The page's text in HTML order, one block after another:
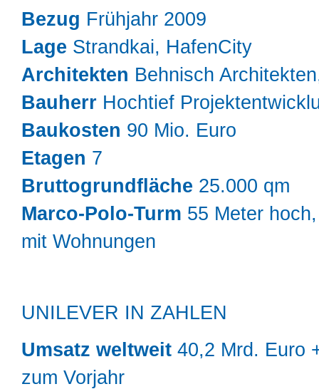
Bezug Frühjahr 2009
Lage Strandkai, HafenCity
Architekten Behnisch
Bauherr Hochtief
Baukosten 90 Mio. Euro
Etagen 7
Bruttogrundfläche 25.000 qm
Marco-Polo-Turm 55 Meter
mit Wohnungen
UNILEVER IN ZAHLEN
Umsatz weltweit 40,2 Mrd. Euro
zum Vorjahr